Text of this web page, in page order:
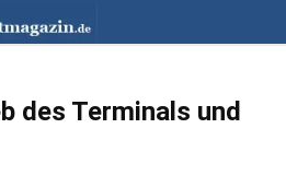
des Terminals und